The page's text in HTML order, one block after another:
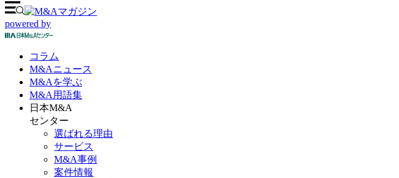
powered by
コラム
M&Aニュース
M&Aを学ぶ
M&A 用語集
日本M&A
センター
選ばれる理由
サービス
M&A事例
案件情報